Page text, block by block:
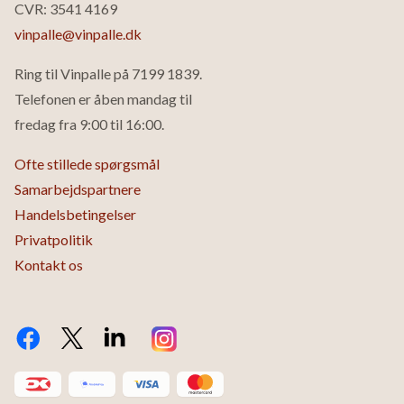
CVR: 3541 4169
vinpalle@vinpalle.dk
Ring til Vinpalle på 7199 1839
Telefonen er åben mandag til
fredag fra 9:00 til 16:00.
Ofte stillede spørgsmål
Samarbejdspartnere
Handelsbetingelser
Privatpolitik
Kontakt os
FacebookTwitter X.com
LinkedInInstagram